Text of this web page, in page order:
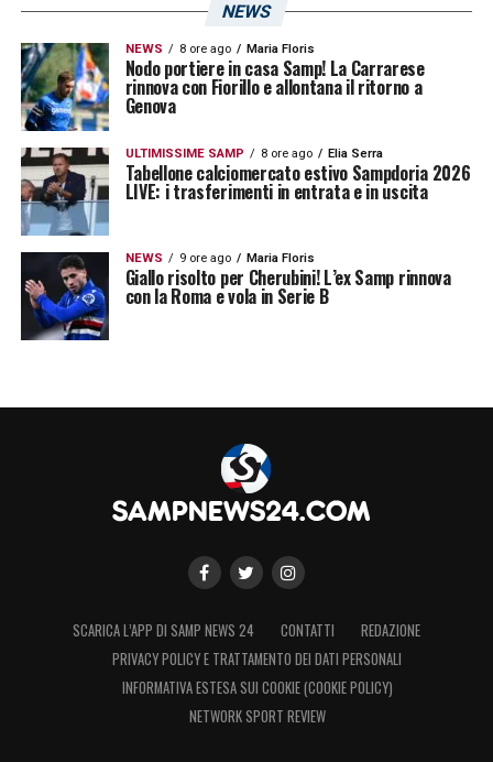
NEWS
NEWS 8 ore ago Maria Floris
Nodo portiere in casa Samp! La Carrarese
rinnova con Fiorillo e allontana il ritorno a
Genova
ULTIMISSIME SAMP 8 ore ago Elia Serra
Tabellone calciomercato estivo Sampdoria 2026
LIVE: i trasferimenti in entrata e in uscita
NEWS 9 ore ago Maria Floris
Giallo risolto per Cherubini! L’ex Samp rinnova
con la Roma e vola in Serie B
SCARICA L’APP DI SAMP NEWS 24 CONTATTI
REDAZIONE
PRIVACY POLICY E TRATTAMENTO DEI DATI PERSONALI
INFORMATIVA ESTESA SUI COOKIE (COOKIE POLICY)
NETWORK SPORT REVIEW